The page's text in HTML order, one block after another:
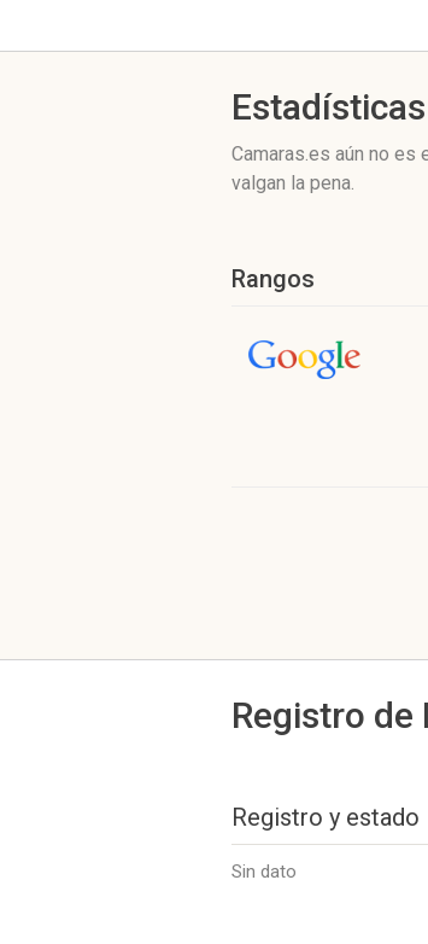
Estadísticas
Camaras.es aún no es
valgan la pena.
Rangos
Registro de
Registro y estado
Sin dato